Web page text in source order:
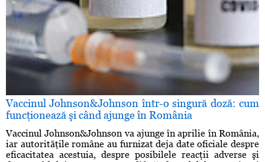
Vaccinul Johnson&Johnson într-o singură doză: cum
funcţionează şi când ajunge în România
Vaccinul Johnson&Johnson va ajunge în aprilie în România,
iar autorităţile române au furnizat deja date oficiale despre
eficacitatea acestuia, despre posibilele reacţii adverse şi